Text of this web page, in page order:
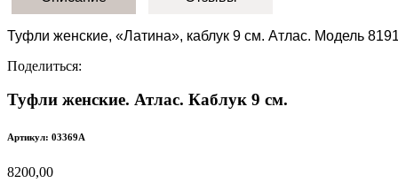
Туфли женские, «Латина», каблук 9 см. Атлас. Модель
Поделиться:
Туфли женские. Атлас. Каблук 9 см.
Артикул: 03369А
8200,00